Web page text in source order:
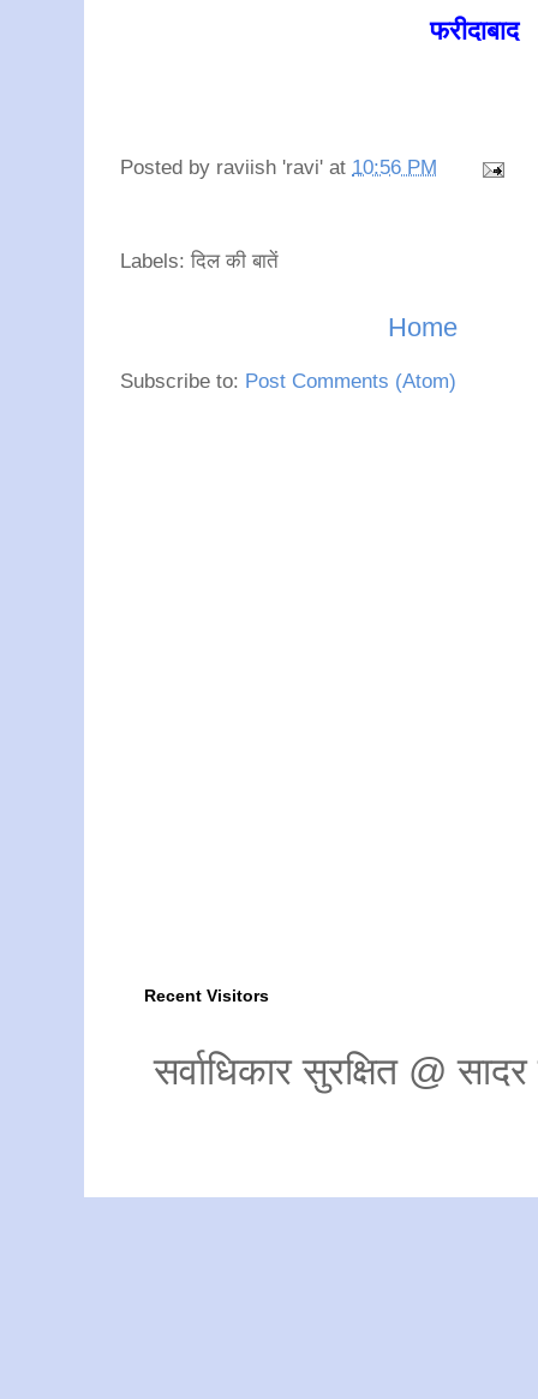
फरीदाबाद
Posted by raviish 'ravi' at 10:56 PM
Labels: दिल की बातें
Home
Subscribe to: Post Comments (Atom)
Recent Visitors
सर्वाधिकार सुरक्षित @